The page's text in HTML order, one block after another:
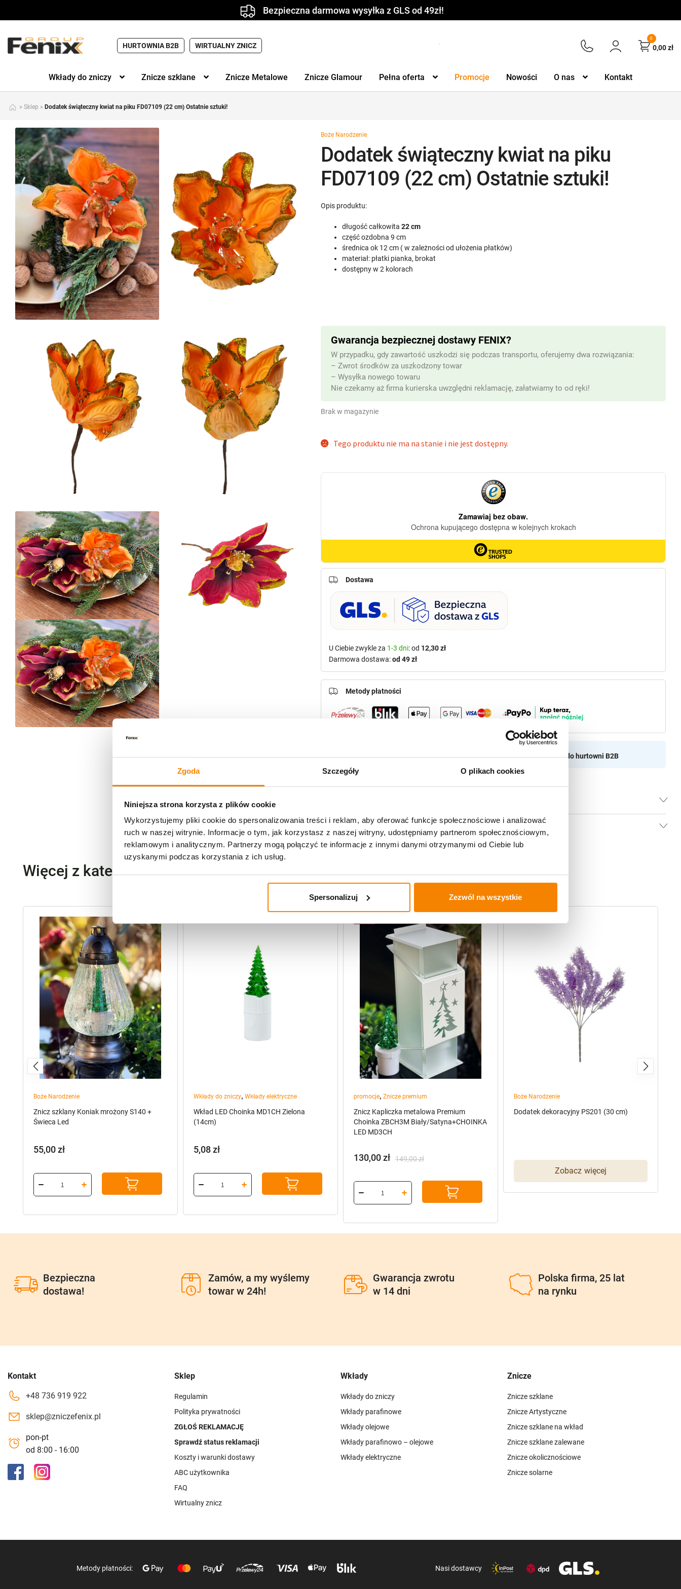
Zgoda Szczegóły O plikach cookies
Niniejsza strona korzysta z plików cookie
Wykorzystujemy pliki cookie do spersonalizowania treści i reklam, aby oferować funkcje społecznościowe i analizować
ruch w naszej witrynie. Informacje o tym, jak korzystasz z naszej witryny, udostępniamy partnerom społecznościowym,
reklamowym i analitycznym. Partnerzy mogą połączyć te informacje z innymi danymi otrzymanymi od Ciebie lub
uzyskanymi podczas korzystania z ich usług.
Spersonalizuj Zezwól na wszystkie
Bezpieczna darmowa wysyłka z GLS od 49zł!
HURTOWNIA B2B WIRTUALNY ZNICZ
0
0,00zł
Wkłady do zniczy Znicze szklane Znicze Metalowe Znicze Glamour Pełna oferta Promocje Nowości O nas Kontakt
» Sklep » Dodatek świąteczny kwiat na piku FD07109 (22 cm) Ostatnie sztuki!
Boże Narodzenie
Dodatek świąteczny kwiat na piku
FD07109 (22 cm) Ostatnie sztuki!
Opis produktu:
długość całkowita22 cm
część ozdobna 9 cm
średnica ok 12 cm ( w zależności od ułożenia płatków)
materiał: płatki pianka, brokat
dostępny w 2 kolorach
Brak w magazynie
Gwarancja bezpiecznej dostawy FENIX?
W przypadku, gdy zawartość uszkodzi się podczas transportu, oferujemy dwa rozwiązania:
– Zwrot środków za uszkodzony towar
– Wysyłka nowego towaru
Nie czekamy aż firma kurierska uwzględni reklamację, załatwiamy to od ręki!
Potrzebujesz większą ilość? Zapraszamy do naszej hurtowniiPrzejdź do hurtowni B2B
Dostawa
U Ciebie zwykle za 1-3 dni: od 12,30 zł
Darmowa dostawa:od 49 zł
Metody płatności
Opinie klientów
Tego produktu nie ma na stanie i nie jest dostępny.
Więcej z kategorii Boże Narodzenie
Boże Narodzenie
Znicz szklany Koniak mrożony S140 +
Świeca Led
55,00zł
Wkłady do zniczy, Wkłady elektryczne
Wkład LED Choinka MD1CH Zielona
(14cm)
5,08zł
promocje, Znicze premium
Znicz Kapliczka metalowa Premium
Choinka ZBCH3M Biały/Satyna+CHOINKA
LED MD3CH
149,00zł
cena
wynosiła:
149,00 zł.
130,00zł
cena
wynosi:
130,00 zł.
Boże Narodzenie
Dodatek dekoracyjny PS201 (30 cm)
Zobacz więcej
Bezpieczna
dostawa!
Zamów, a my wyślemy
towar w 24h!
Gwarancja zwrotu
w 14 dni
Polska firma, 25 lat
na rynku
Kontakt
+48 736 919 922
sklep@zniczefenix.pl
pon-pt
od 8:00 - 16:00
Sklep
Regulamin
Polityka prywatności
ZGŁOŚ REKLAMACJĘ
Sprawdź status reklamacji
Koszty i warunki dostawy
ABC użytkownika
FAQ
Wirtualny znicz
Wkłady
Wkłady do zniczy
Wkłady parafinowe
Wkłady olejowe
Wkłady parafinowo – olejowe
Wkłady elektryczne
Znicze
Znicze szklane
Znicze Artystyczne
Znicze szklane na wkład
Znicze szklane zalewane
Znicze okolicznościowe
Znicze solarne
Metody płatności: Nasi dostawcy